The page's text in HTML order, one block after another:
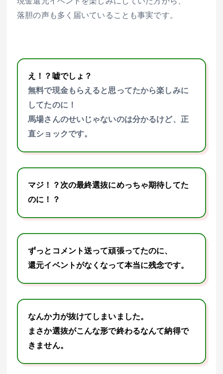
落胆の声も多く届いていることも事実です。
え！？嘘でしょ？
無料で現金もらえると思ってたから楽しみに
してたのに！
馬場さんのせいじゃないのは分かるけど、正
直ショックです。
マジ！？次の最終選抜にめっちゃ期待してた
のに！？
ずっとコメント送って頑張ってたのに、
還元イベントがなくなって本当に残念です。
なんか力が抜けてしまいました。
まさか選抜がこんな形で終わるなんて納得で
きません。